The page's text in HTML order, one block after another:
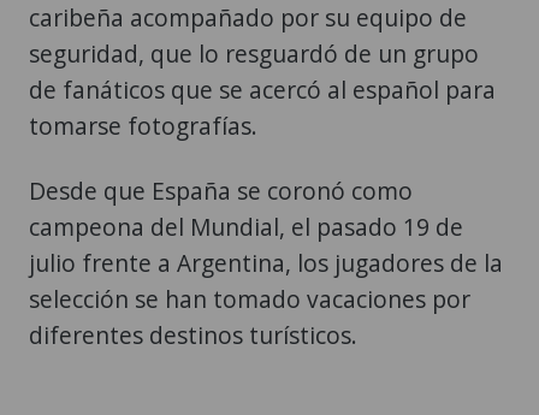
caribeña acompañado por su equipo de
seguridad, que lo resguardó de un grupo
de fanáticos que se acercó al español para
tomarse fotografías.
Desde que España se coronó como
campeona del Mundial, el pasado 19 de
julio frente a Argentina, los jugadores de la
selección se han tomado vacaciones por
diferentes destinos turísticos.